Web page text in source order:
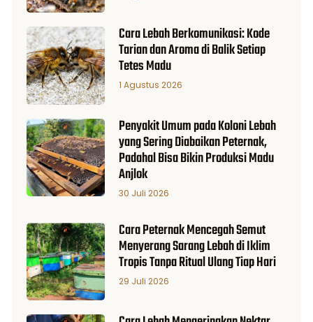
Cara Lebah Berkomunikasi: Kode
Tarian dan Aroma di Balik Setiap
Tetes Madu
1 Agustus 2026
Penyakit Umum pada Koloni Lebah
yang Sering Diabaikan Peternak,
Padahal Bisa Bikin Produksi Madu
Anjlok
30 Juli 2026
Cara Peternak Mencegah Semut
Menyerang Sarang Lebah di Iklim
Tropis Tanpa Ritual Ulang Tiap Hari
29 Juli 2026